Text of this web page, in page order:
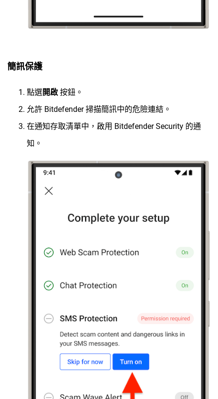
簡訊保護
點選開啟 按鈕。
允許 Bitdefender 掃描簡訊中的危險連結。
在通知存取清單中，啟用 Bitdefender Security 的通
知。